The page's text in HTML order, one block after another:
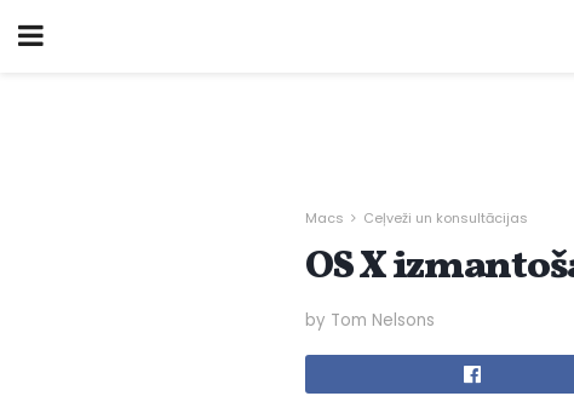
Macs Ceļveži un konsultācijas
OS X
by Tom Nelsons